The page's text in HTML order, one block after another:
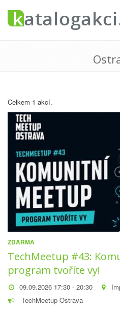
Celkem 1 akcí.
ZDARMA
TechMeetup #43:
program tvoříte vy!
09.09.2026 17:30 - 20:30
TechMeetup Ostrava